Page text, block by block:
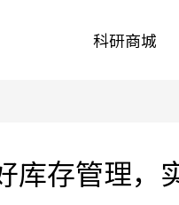
科研商城
库存管理，